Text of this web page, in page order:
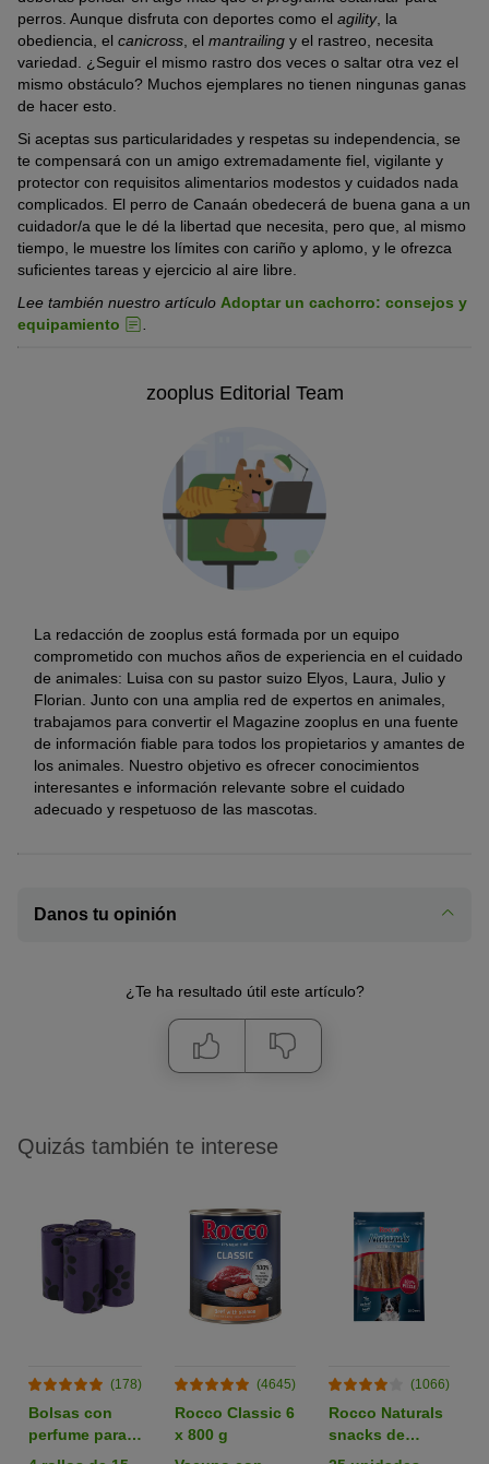
perros. Aunque disfruta con deportes como el agility, la
obediencia, el canicross , el mantrailing y el rastreo, necesita
variedad. ¿Seguir el mismo rastro dos veces o saltar otra vez el
mismo obstáculo? Muchos ejemplares no tienen ningunas ganas
de hacer esto.
Si aceptas sus particularidades y respetas su independencia, se
te compensará con un amigo extremadamente fiel, vigilante y
protector con requisitos alimentarios modestos y cuidados nada
complicados. El perro de Canaán obedecerá de buena gana a un
cuidador/a que le dé la libertad que necesita, pero que, al mismo
tiempo, le muestre los límites con cariño y aplomo, y le ofrezca
suficientes tareas y ejercicio al aire libre.
Lee también nuestro artículo Adoptar un cachorro: consejos y
equipamiento
zooplus Editorial Team
La redacción de zooplus está formada por un equipo
comprometido con muchos años de experiencia en el cuidado
de animales: Luisa con su pastor suizo Elyos, Laura, Julio y
Florian. Junto con una amplia red de expertos en animales,
trabajamos para convertir el Magazine zooplus en una fuente
de información fiable para todos los propietarios y amantes de
los animales. Nuestro objetivo es ofrecer conocimientos
interesantes e información relevante sobre el cuidado
adecuado y respetuoso de las mascotas.
Danos tu opinión
¿Te ha resultado útil este artículo?
Quizás también te interese
(178)
Bolsas con
perfume para
heces
(4645)
Rocco Classic 6
x 800 g
(1066)
Rocco Naturals
snacks de
nervio de buey